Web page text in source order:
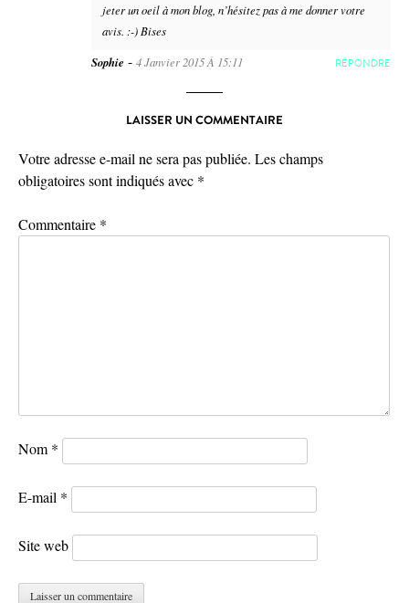
jeter un oeil à mon blog, n’hésitez pas à me donner votre
avis. :-) Bises
Sophie - 4 Janvier 2015 À 15:11 RÉPONDRE
LAISSER UN COMMENTAIRE
Votre adresse e-mail ne sera pas publiée. Les champs
obligatoires sont indiqués avec *
Commentaire *
Nom *
E-mail *
Site web